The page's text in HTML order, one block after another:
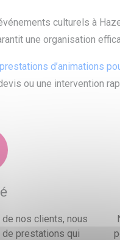
culturels à
une organisation
prestations d’animations
ou une intervention
nos clients, nous
prestations qui